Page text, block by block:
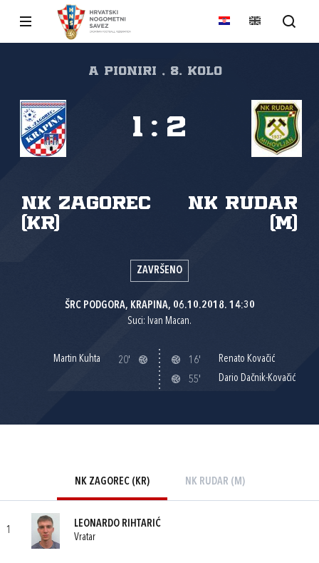
A PIONIRI , 8. kolo
NK Zagorec
(Kr)
NK Rudar
(M)
1 : 2
ZAVRŠENO
ŠRC PODGORA, KRAPINA, 06.10.2018. 14:30
Suci: Ivan Macan.
Martin Kuhta 20' 16'
Renato Kovačić
55'
Dario Dačnik-Kovačić
NK ZAGOREC (KR) NK RUDAR (M)
1
LEONARDO RIHTARIĆ
Vratar